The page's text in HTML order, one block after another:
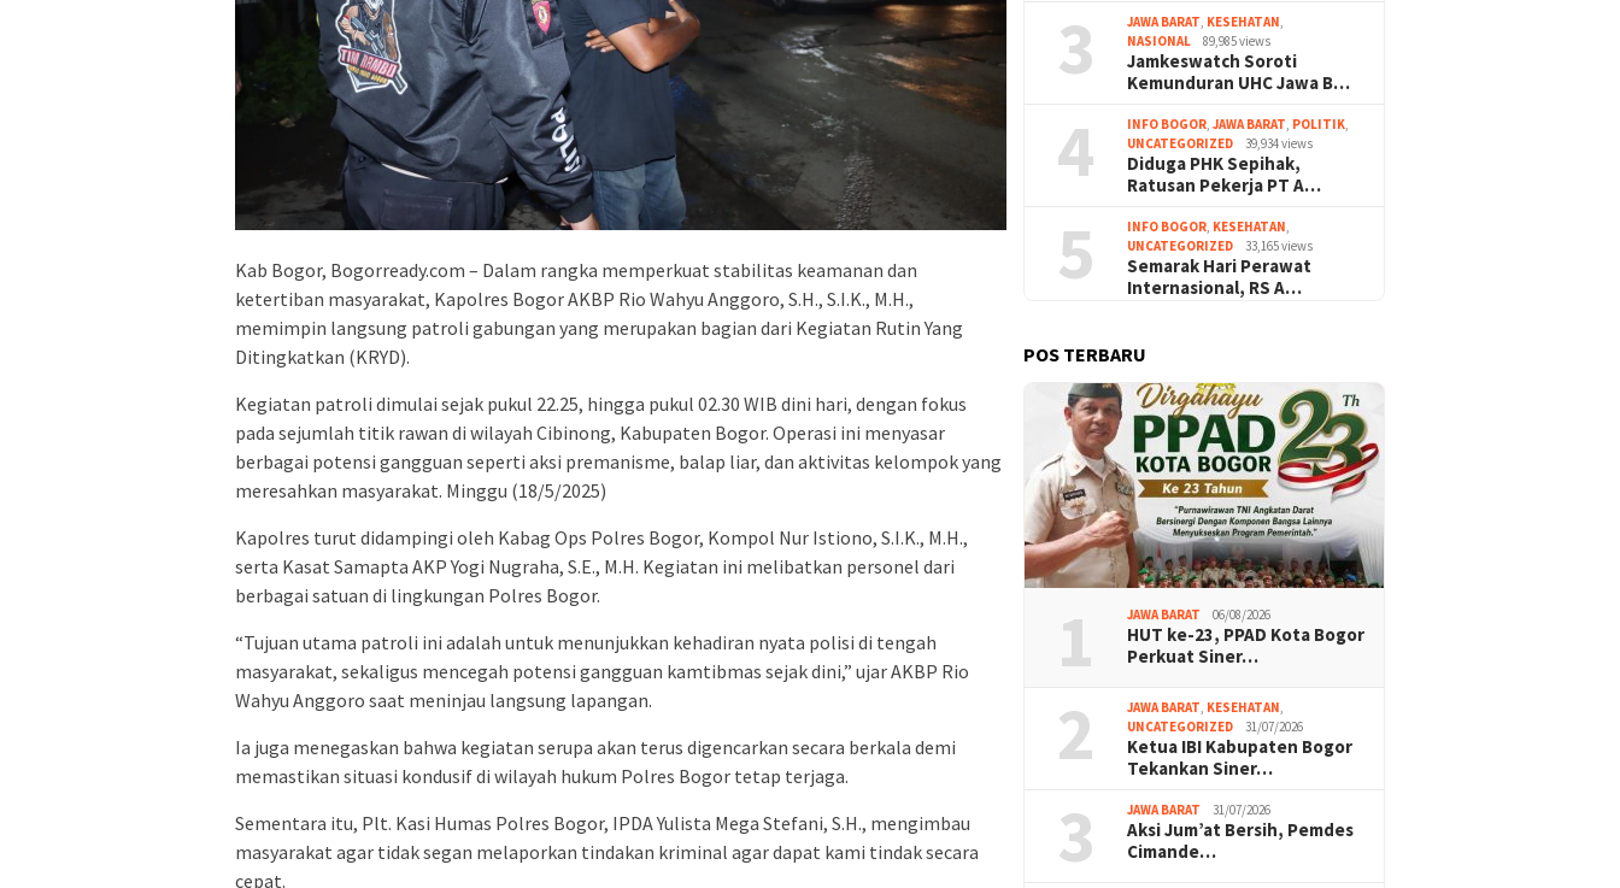
Kab Bogor, Bogorready.com – Dalam rangka memperkuat stabilitas keamanan dan
ketertiban masyarakat, Kapolres Bogor AKBP Rio Wahyu Anggoro, S.H., S.I.K., M.H.,
memimpin langsung patroli gabungan yang merupakan bagian dari Kegiatan Rutin Yang
Ditingkatkan (KRYD).
Kegiatan patroli dimulai sejak pukul 22.25, hingga pukul 02.30 WIB dini hari, dengan fokus
pada sejumlah titik rawan di wilayah Cibinong, Kabupaten Bogor. Operasi ini menyasar
berbagai potensi gangguan seperti aksi premanisme, balap liar, dan aktivitas kelompok yang
meresahkan masyarakat. Minggu (18/5/2025)
Kapolres turut didampingi oleh Kabag Ops Polres Bogor, Kompol Nur Istiono, S.I.K., M.H.,
serta Kasat Samapta AKP Yogi Nugraha, S.E., M.H. Kegiatan ini melibatkan personel dari
berbagai satuan di lingkungan Polres Bogor.
“Tujuan utama patroli ini adalah untuk menunjukkan kehadiran nyata polisi di tengah
masyarakat, sekaligus mencegah potensi gangguan kamtibmas sejak dini,” ujar AKBP Rio
Wahyu Anggoro saat meninjau langsung lapangan.
Ia juga menegaskan bahwa kegiatan serupa akan terus digencarkan secara berkala demi
memastikan situasi kondusif di wilayah hukum Polres Bogor tetap terjaga.
Sementara itu, Plt. Kasi Humas Polres Bogor, IPDA Yulista Mega Stefani, S.H., mengimbau
masyarakat agar tidak segan melaporkan tindakan kriminal agar dapat kami tindak secara
cepat.
3 JAWA BARAT KESEHATAN
NASIONAL
89,985 views
Jamkeswatch Soroti
Kemunduran UHC Jawa B…
4 INFO BOGOR ,JAWA BARAT POLITIK
UNCATEGORIZED
39,934 views
Diduga PHK Sepihak,
Ratusan Pekerja PT A…
5 INFO BOGOR KESEHATAN
UNCATEGORIZED
33,165 views
Semarak Hari Perawat
Internasional, RS A…
POS TERBARU
1 JAWA BARAT 06/08/2026
HUT ke-23, PPAD Kota Bogor
Perkuat Siner…
2 JAWA BARAT KESEHATAN
UNCATEGORIZED
31/07/2026
Ketua IBI Kabupaten Bogor
Tekankan Siner…
3 JAWA BARAT 31/07/2026
Aksi Jum’at Bersih, Pemdes
Cimande…